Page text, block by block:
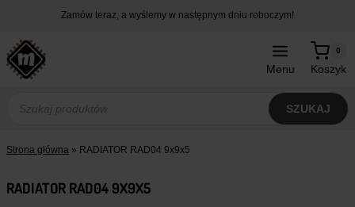
treści
Zamów teraz, a wyślemy w następnym dniu roboczym!
Menu Koszyk
0
produktów
SZUKAJ
Strona główna » RADIATOR RAD04 9x9x5
RADIATOR RAD04 9X9X5